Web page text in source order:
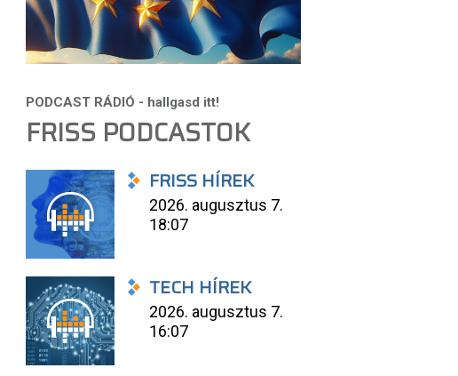
FRISS PODCASTOK
FRISS HÍREK
2026. augusztus 7.
18:07
TECH HÍREK
2026. augusztus 7.
16:07